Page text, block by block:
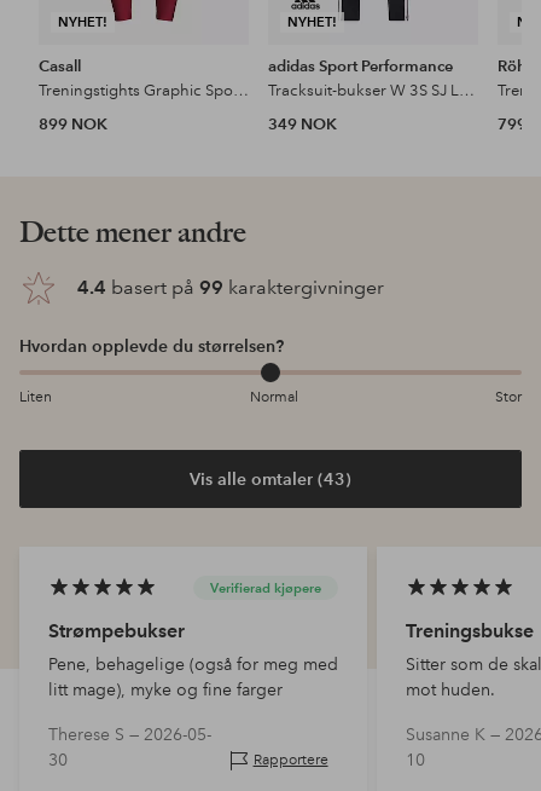
NYHET!
Casall
Treningstights Graphic Sport Tights
899 NOK
NYHET!
adidas Sport Performance
Tracksuit-bukser W 3S SJ Leg Inc
349 NOK
799
Dette mener andre
4.4 basert på 99 karaktergivninger
Hvordan opplevde du størrelsen?
Liten Normal Stor
Vis alle omtaler (43)
Verifierad kjøpere
Strømpebukser
Pene, behagelige (også for meg med
litt mage), myke og fine farger
Therese S — 2026-05-
30
Rapportere
Treningsbukse
Sitter som de
mot huden.
Susanne K —
10